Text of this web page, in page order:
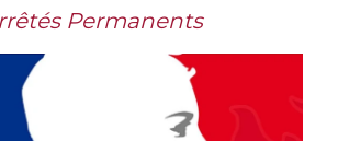
Permanents